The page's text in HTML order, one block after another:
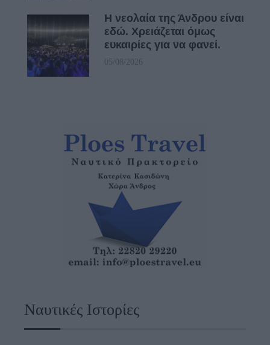
Η νεολαία της Άνδρου είναι
εδώ. Χρειάζεται όμως
ευκαιρίες για να φανεί.
05/08/2026
Ναυτικές Ιστορίες